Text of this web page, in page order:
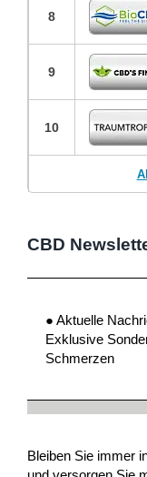
8
9
10
CBD
● Aktuelle
Exklusive
Schmerzen
Bleiben Sie immer